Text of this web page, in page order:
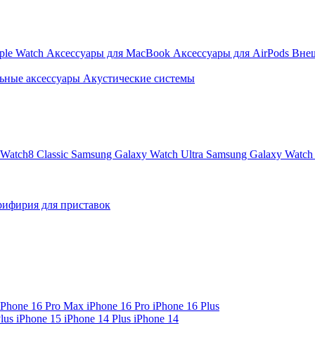
Watch Аксессуары для MacBook Аксессуары для AirPods
аксессуары Акустические системы
Classic Samsung Galaxy Watch Ultra Samsung Galaxy
для приставок
16 Pro Max iPhone 16 Pro iPhone 16 Plus
iPhone 15 iPhone 14 Plus iPhone 14